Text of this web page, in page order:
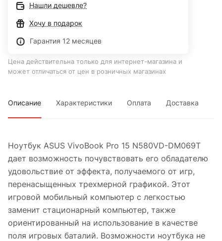
Нашли дешевле?
Хочу в подарок
Гарантия 12 месяцев
Цена действительна только для интернет-магазина и
может отличаться от цен в розничных магазинах
Описание Характеристики Оплата Доставка
Ноутбук ASUS VivoBook Pro 15 N580VD-DM069T
дает возможность почувствовать его обладателю
удовольствие от эффекта, получаемого от игр,
перенасыщенных трехмерной графикой. Этот
игровой мобильный компьютер с легкостью
заменит стационарный компьютер, также
ориентированный на использование в качестве
поля игровых баталий. Возможности ноутбука не